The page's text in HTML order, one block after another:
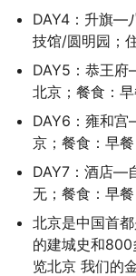
DAY4：升旗—
技馆/圆明园；
DAY5：恭王
北京；餐食：
DAY6：雍和
京；餐食：早餐
DAY7：酒店—
无；餐食：早餐
北京是中国首
的建城史和
览北京 我们的